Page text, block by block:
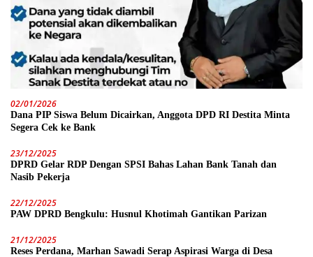
02/01/2026
Dana PIP Siswa Belum Dicairkan, Anggota DPD RI Destita Minta
Segera Cek ke Bank
23/12/2025
DPRD Gelar RDP Dengan SPSI Bahas Lahan Bank Tanah dan
Nasib Pekerja
22/12/2025
PAW DPRD Bengkulu: Husnul Khotimah Gantikan Parizan
21/12/2025
Reses Perdana, Marhan Sawadi Serap Aspirasi Warga di Desa